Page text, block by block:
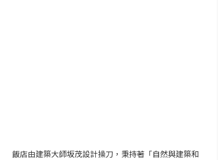
飯店由建築大師坂茂設計操刀，秉持著「自然與建築和